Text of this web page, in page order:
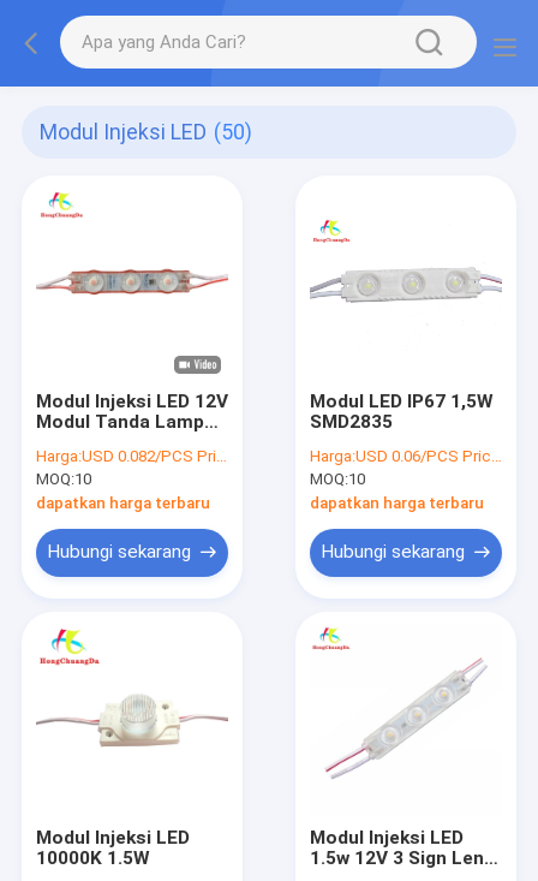
Modul Injeksi LED (50)
Modul Injeksi LED 12V
Modul Tanda Lampu
Surat
Harga:USD 0.082/PCS Price negotiable
MOQ:10
dapatkan harga terbaru
Hubungi sekarang
Modul LED IP67 1,5W
SMD2835
Harga:USD 0.06/PCS Price negotiable
MOQ:10
dapatkan harga terbaru
Hubungi sekarang
Modul Injeksi LED
10000K 1.5W
Modul Injeksi LED
1.5w 12V 3 Sign Lens